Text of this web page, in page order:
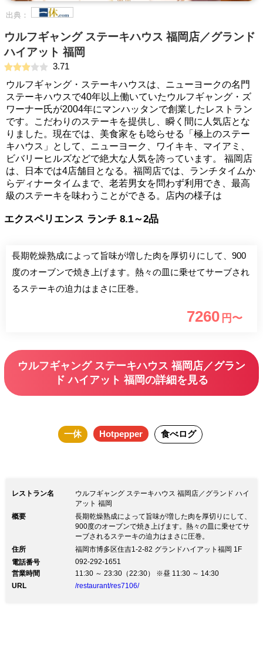
出典：
ウルフギャング ステーキハウス 福岡店／グランド
ハイアット 福岡
3.71
ウルフギャング・ステーキハウスは、ニューヨークの名門
ステーキハウスで40年以上働いていたウルフギャング・ズ
ワーナー氏が2004年にマンハッタンで創業したレストラン
です。こだわりのステーキを提供し、瞬く間に人気店とな
りました。現在では、美食家をも唸らせる「極上のステー
キハウス」として、ニューヨーク、ワイキキ、マイアミ、
ビバリーヒルズなどで絶大な人気を誇っています。 福岡店
は、日本では4店舗目となる。福岡店では、ランチタイムか
らディナータイムまで、老若男女を問わず利用でき、最高
級のステーキを味わうことができる。店内の様子は
エクスペリエンス ランチ 8.1～2品
長期乾燥熟成によって旨味が増した肉を厚切りにして、900
度のオーブンで焼き上げます。熱々の皿に乗せてサーブされ
るステーキの迫力はまさに圧巻。
7260 円〜
ウルフギャング ステーキハウス 福岡店／グラン
ド ハイアット 福岡の詳細を見る
一休 Hotpepper 食べログ
レストラン名
ウルフギャング ステーキハウス 福岡店／グランド ハイ
アット 福岡
概要
長期乾燥熟成によって旨味が増した肉を厚切りにして、
900度のオーブンで焼き上げます。熱々の皿に乗せてサ
ーブされるステーキの迫力はまさに圧巻。
住所
福岡市博多区住吉1-2-82 グランドハイアット福岡 1F
電話番号
092-292-1651
営業時間
11:30 ～ 23:30（22:30） ※昼 11:30 ～ 14:30
URL
/restaurant/res7106/